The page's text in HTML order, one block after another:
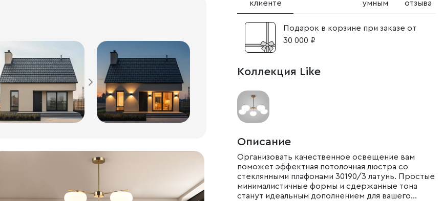
клиенте
умным
отзыва
Подарок в корзине при заказе от
30 000 ₽
Коллекция Like
Описание
Организовать качественное освещение вам
поможет эффектная потолочная люстра со
стеклянными плафонами 30190/3 латунь. Простые
минималистичные формы и сдержанные тона
станут идеальным дополнением для вашего